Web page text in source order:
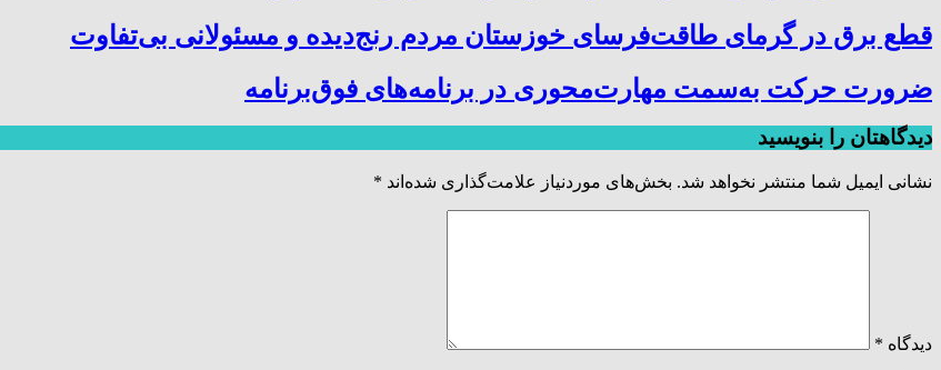
قطع برق در گرمای طاقت‌فرسای خوزستان مردم رنج‌دیده و مسئولانی بی‌تفاوت
ضرورت حرکت به‌سمت مهارت‌محوری در برنامه‌های فوق‌برنامه
دیدگاهتان را بنویسید
نشانی ایمیل شما منتشر نخواهد شد. بخش‌های موردنیاز علامت‌گذاری شده‌اند *
دیدگاه *